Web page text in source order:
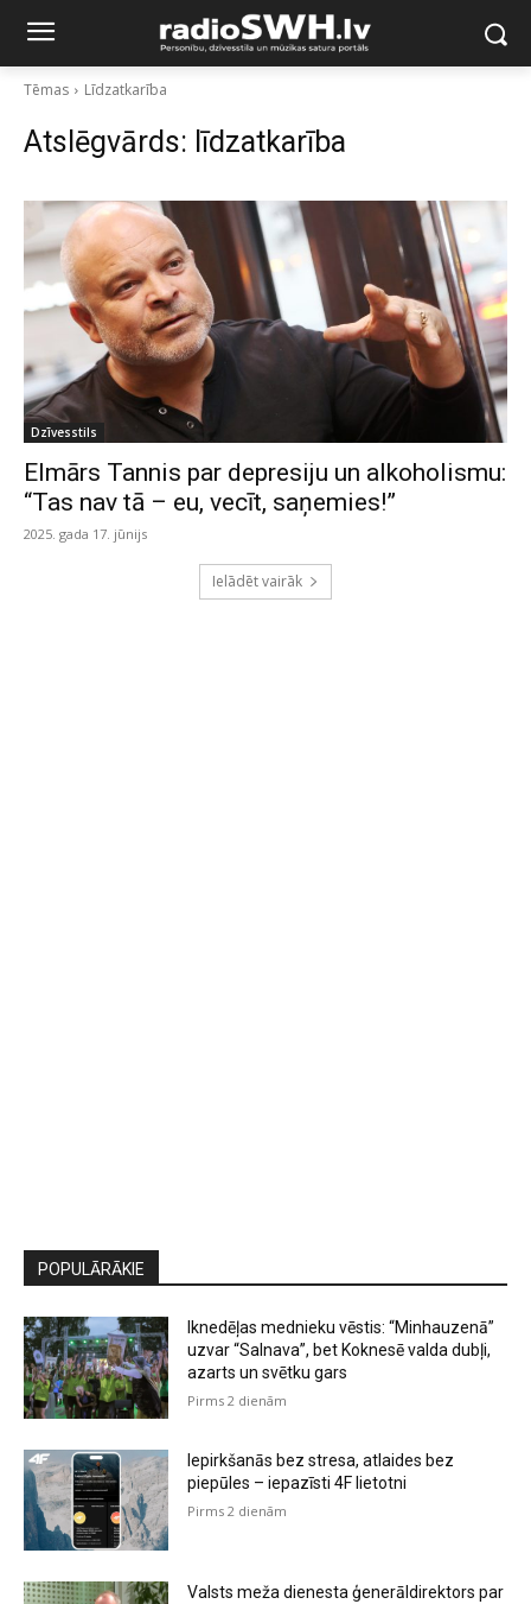
Tēmas Līdzatkarība
Atslēgvārds: līdzatkarība
Dzīvesstils
Elmārs Tannis par depresiju un alkoholismu:
“Tas nav tā – eu, vecīt, saņemies!”
2025. gada 17. jūnijs
Ielādēt vairāk
POPULĀRĀKIE
Iknedēļas mednieku vēstis: “Minhauzenā”
uzvar “Salnava”, bet Koknesē valda dubļi,
azarts un svētku gars
Pirms 2 dienām
Iepirkšanās bez stresa, atlaides bez
piepūles – iepazīsti 4F lietotni
Pirms 2 dienām
Valsts meža dienesta ģenerāldirektors par